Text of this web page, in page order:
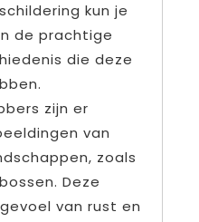
kun je
de prachtige
die deze
zijn er
van
zoals
Deze
van rust en